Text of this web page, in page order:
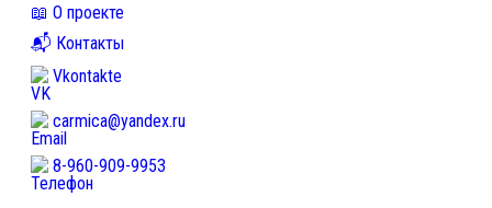
📖 О проекте
📬 Контакты
Vkontakte
carmica@yandex.ru
8-960-909-9953